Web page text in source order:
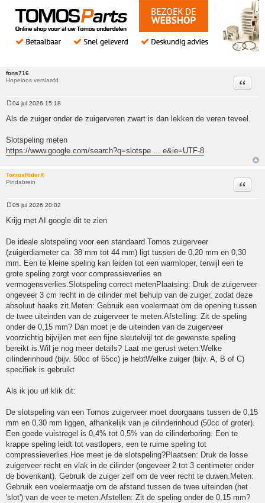
fons716
Hopeloos verslaafd
Citeer
Bericht
04 jul 2026 15:18
Als de zuiger onder de zuigerveren zwart is dan lekken de veren teveel.
Slotspeling meten
https://www.google.com/search?q=slotspe ... e&ie=UTF-8
TomosRiderX
Pindabrein
Citeer
Bericht
05 jul 2026 20:02
Krijg met AI google dit te zien
De ideale slotspeling voor een standaard Tomos zuigerveer
(zuigerdiameter ca. 38 mm tot 44 mm) ligt tussen de 0,20 mm en 0,30
mm. Een te kleine speling kan leiden tot een warmloper, terwijl een te
grote speling zorgt voor compressieverlies en
vermogensverlies.Slotspeling correct metenPlaatsing: Druk de zuigerveer
ongeveer 3 cm recht in de cilinder met behulp van de zuiger, zodat deze
absoluut haaks zit.Meten: Gebruik een voelermaat om de opening tussen
de twee uiteinden van de zuigerveer te meten.Afstelling: Zit de speling
onder de 0,15 mm? Dan moet je de uiteinden van de zuigerveer
voorzichtig bijvijlen met een fijne sleutelvijl tot de gewenste speling
bereikt is.Wil je nog meer details? Laat me gerust weten:Welke
cilinderinhoud (bijv. 50cc of 65cc) je hebtWelke zuiger (bijv. A, B of C)
specifiek is gebruikt
Als ik jou url klik dit:
De slotspeling van een Tomos zuigerveer moet doorgaans tussen de 0,15
mm en 0,30 mm liggen, afhankelijk van je cilinderinhoud (50cc of groter).
Een goede vuistregel is 0,4% tot 0,5% van de cilinderboring. Een te
krappe speling leidt tot vastlopers, een te ruime speling tot
compressieverlies.Hoe meet je de slotspeling?Plaatsen: Druk de losse
zuigerveer recht en vlak in de cilinder (ongeveer 2 tot 3 centimeter onder
de bovenkant). Gebruik de zuiger zelf om de veer recht te duwen.Meten:
Gebruik een voelermaatje om de afstand tussen de twee uiteinden (het
'slot') van de veer te meten.Afstellen: Zit de speling onder de 0,15 mm?